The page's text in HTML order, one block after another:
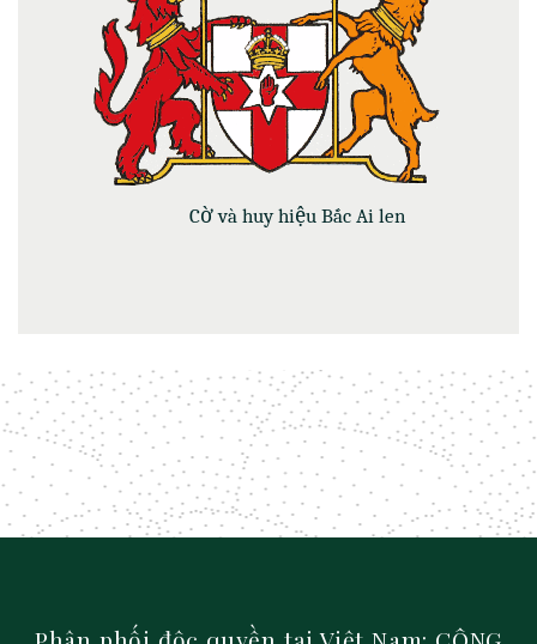
Cờ và huy hiệu Bắc Ai len